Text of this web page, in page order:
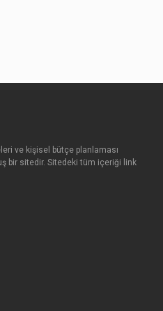
ve kişisel bütçe planlaması
bir sitedir. Sitedeki tüm içeriği link